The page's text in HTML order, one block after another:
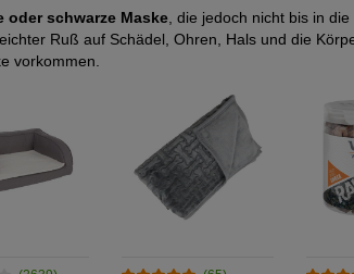
oder schwarze Maske , die jedoch nicht bis in
Ruß auf Schädel, Ohren, Hals und die
vorkommen.